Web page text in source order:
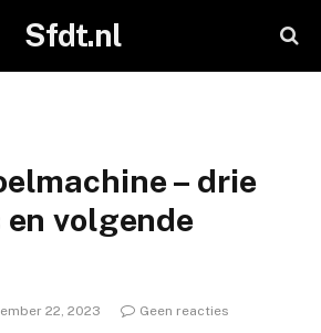
Sfdt.nl
– drie
volgende
22, 2023
Geen reacties